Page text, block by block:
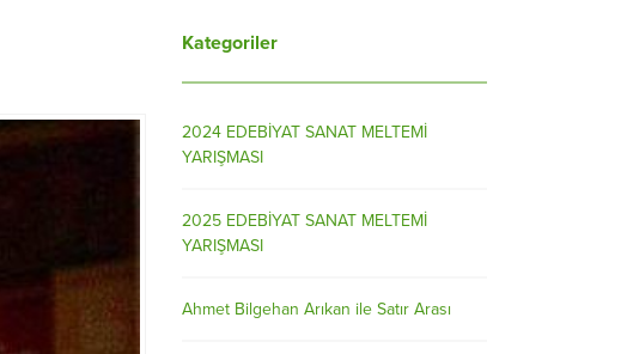
Kategoriler
2024 EDEBİYAT SANAT MELTEMİ
YARIŞMASI
2025 EDEBİYAT SANAT MELTEMİ
YARIŞMASI
Ahmet Bilgehan Arıkan ile Satır Arası